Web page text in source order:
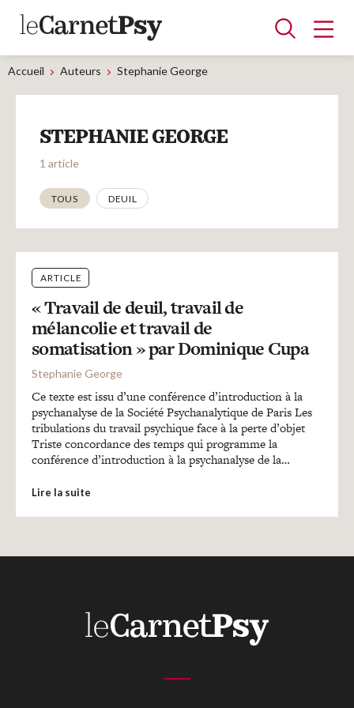
Articles
A la une
Adolescence
Dispositif
Enfance
Périnatalité
Psychanalyse
Psychopathologie
Soin
Dossiers
Blocs-notes
Recherches
Entretiens
Revues
Colloque
Mon compte
Accueil Auteurs Stephanie George
STEPHANIE GEORGE
1 article
Thématiques
TOUS DEUIL
ARTICLE
« Travail de deuil, travail de
mélancolie et travail de
somatisation » par Dominique Cupa
Stephanie George
Ce texte est issu d’une conférence d’introduction à la
psychanalyse de la Société Psychanalytique de Paris Les
tribulations du travail psychique face à la perte d’objet
Triste concordance des temps qui programme la
conférence d’introduction à la psychanalyse de la…
Lire la suite